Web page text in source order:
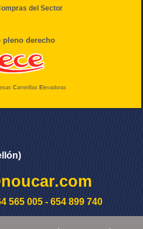
del Sector
pleno derecho
Carretillas Elevadoras
565 005 - 654 899 740